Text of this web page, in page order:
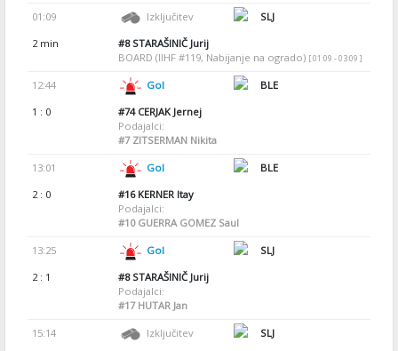
01:09 Izključitev
SLJ
2 min
#8STARAŠINIČ Jurij
BOARD (IIHF #119, Nabijanje na ogrado) [ 01:09 - 03:09 ]
12:44 Gol
BLE
1 : 0
#74CERJAK Jernej
Podajalci:
#7ZITSERMAN Nikita
13:01 Gol
BLE
2 : 0
#16KERNER Itay
Podajalci:
#10GUERRA GOMEZ Saul
13:25 Gol
SLJ
2 : 1
#8STARAŠINIČ Jurij
Podajalci:
#17HUTAR Jan
15:14 Izključitev
SLJ